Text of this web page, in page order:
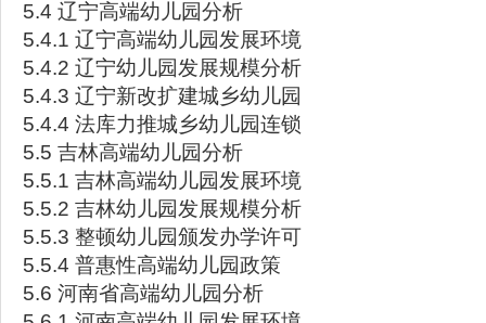
5.4 辽宁高端幼儿园分析
5.4.1 辽宁高端幼儿园发展环境
5.4.2 辽宁幼儿园发展规模分析
5.4.3 辽宁新改扩建城乡幼儿园
5.4.4 法库力推城乡幼儿园连锁
5.5 吉林高端幼儿园分析
5.5.1 吉林高端幼儿园发展环境
5.5.2 吉林幼儿园发展规模分析
5.5.3 整顿幼儿园颁发办学许可
5.5.4 普惠性高端幼儿园政策
5.6 河南省高端幼儿园分析